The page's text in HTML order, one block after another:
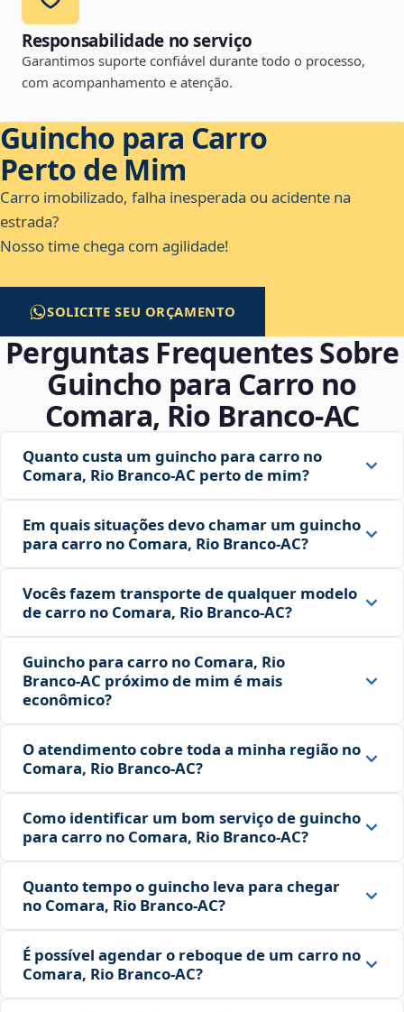
Responsabilidade no serviço
Garantimos suporte confiável durante todo o processo,
com acompanhamento e atenção.
Guincho para Carro
Perto de Mim
Carro imobilizado, falha inesperada ou acidente na
estrada?
Nosso time chega com agilidade!
SOLICITE SEU ORÇAMENTO
Perguntas Frequentes Sobre
Guincho para Carro no
Comara, Rio Branco‑AC
Quanto custa um guincho para carro no
Comara, Rio Branco‑AC perto de mim?
Em quais situações devo chamar um guincho
para carro no Comara, Rio Branco‑AC?
Vocês fazem transporte de qualquer modelo
de carro no Comara, Rio Branco‑AC?
Guincho para carro no Comara, Rio
Branco‑AC próximo de mim é mais
econômico?
O atendimento cobre toda a minha região no
Comara, Rio Branco‑AC?
Como identificar um bom serviço de guincho
para carro no Comara, Rio Branco‑AC?
Quanto tempo o guincho leva para chegar
no Comara, Rio Branco‑AC?
É possível agendar o reboque de um carro no
Comara, Rio Branco‑AC?